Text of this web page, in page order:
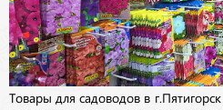
Товары для садоводов в